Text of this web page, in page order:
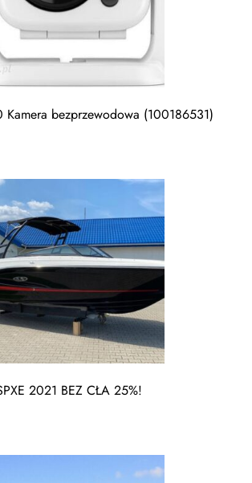
bezprzewodowa (100186531)
2021 BEZ CŁA 25%!